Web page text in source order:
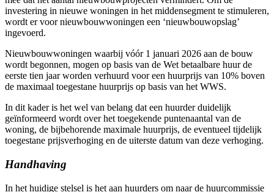
investering in nieuwe woningen in het middensegment te stimuleren,
wordt er voor nieuwbouwwoningen een ‘nieuwbouwopslag’
ingevoerd.
Nieuwbouwwoningen waarbij vóór 1 januari 2026 aan de bouw
wordt begonnen, mogen op basis van de Wet betaalbare huur de
eerste tien jaar worden verhuurd voor een huurprijs van 10% boven
de maximaal toegestane huurprijs op basis van het WWS.
In dit kader is het wel van belang dat een huurder duidelijk
geïnformeerd wordt over het toegekende puntenaantal van de
woning, de bijbehorende maximale huurprijs, de eventueel tijdelijk
toegestane prijsverhoging en de uiterste datum van deze verhoging.
Handhaving
In het huidige stelsel is het aan huurders om naar de huurcommissie